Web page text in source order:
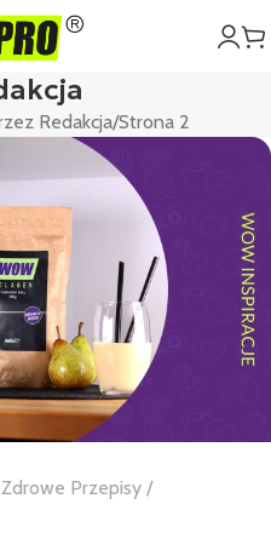
Redakcja Strona 2
Przepisy